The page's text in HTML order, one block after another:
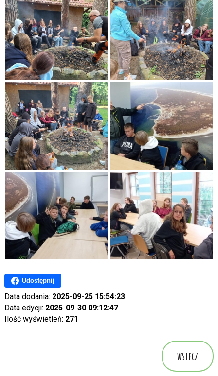
Udostępnij
Data dodania: 2025-09-25 15:54:23
Data edycji: 2025-09-30 09:12:47
Ilość wyświetleń: 271
wstecz